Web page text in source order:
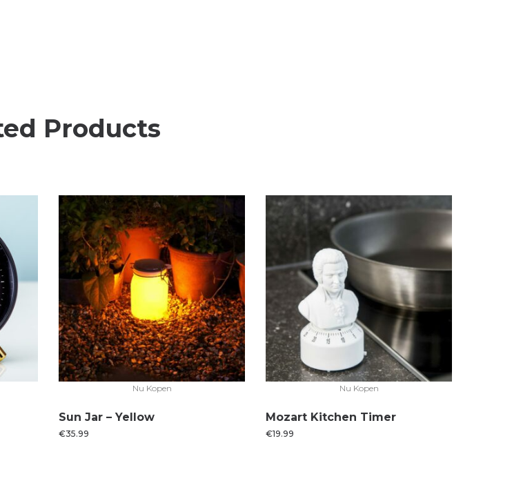
Products
Nu Kopen
Sun Jar – Yellow
€35.99
Nu Kopen
Mozart Kitchen Timer
€19.99